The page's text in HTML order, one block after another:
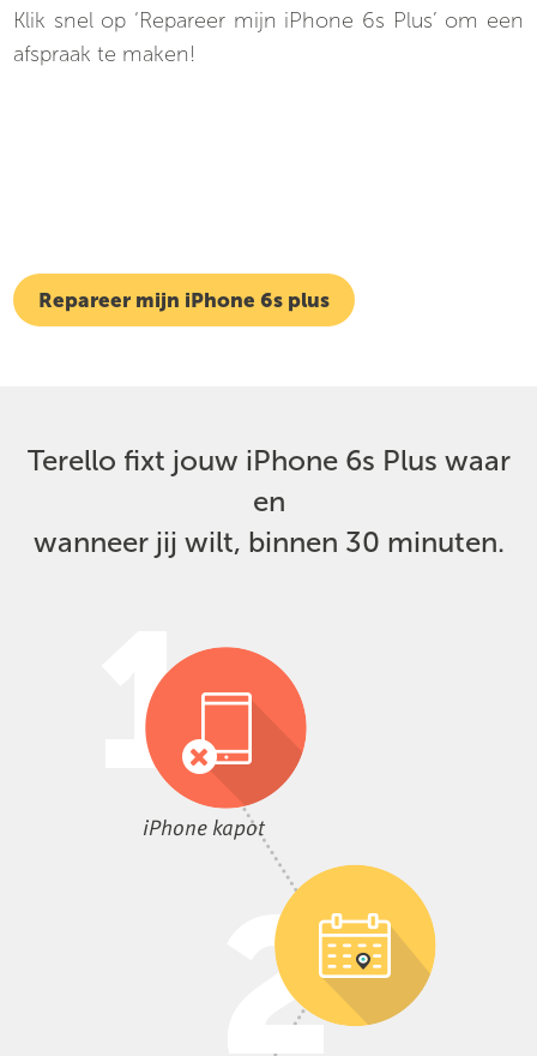
Klik snel op ‘Repareer mijn iPhone 6s Plus’ om een
afspraak te maken!
Repareer mijn iPhone 6s plus
Terello fixt jouw iPhone 6s Plus waar
en
wanneer jij wilt, binnen 30 minuten.
iPhone kapot